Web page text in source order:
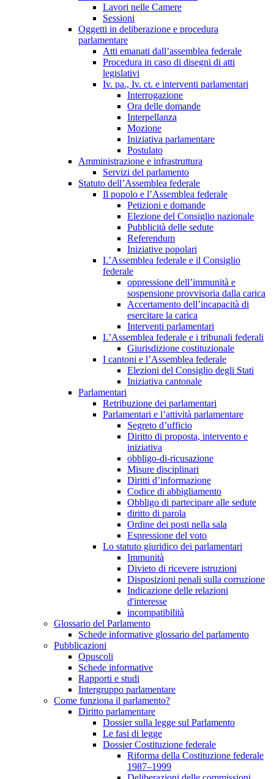
Lavori nelle Camere
Sessioni
Oggetti in deliberazione e procedura
parlamentare
Atti emanati dall’assemblea federale
Procedura in caso di disegni di atti
legislativi
Iv. pa., Iv. ct. e interventi parlamentari
Interrogazione
Ora delle domande
Interpellanza
Mozione
Iniziativa parlamentare
Postulato
Amministrazione e infrastruttura
Servizi del parlamento
Statuto dell’Assemblea federale
Il popolo e l’Assemblea federale
Petizioni e domande
Elezione del Consiglio nazionale
Pubblicità delle sedute
Referendum
Iniziative popolari
L’Assemblea federale e il Consiglio
federale
oppressione dell’immunità e
sospensione provvisoria dalla carica
Accertamento dell’incapacità di
esercitare la carica
Interventi parlamentari
L’Assemblea federale e i tribunali federali
Giurisdizione costituzionale
I cantoni e l’Assemblea federale
Elezioni del Consiglio degli Stati
Iniziativa cantonale
Parlamentari
Retribuzione dei parlamentari
Parlamentari e l’attività parlamentare
Segreto d’ufficio
Diritto di proposta, intervento e
iniziativa
obbligo-di-ricusazione
Misure disciplinari
Diritti d’informazione
Codice di abbigliamento
Obbligo di partecipare alle sedute
diritto di parola
Ordine dei posti nella sala
Espressione del voto
Lo statuto giuridico dei parlamentari
Immunità
Divieto di ricevere istruzioni
Disposizioni penali sulla corruzione
Indicazione delle relazioni
d'interesse
incompatibilità
Glossario del Parlamento
Schede informative glossario del parlamento
Pubblicazioni
Opuscoli
Schede informative
Rapporti e studi
Intergruppo parlamentare
Come funziona il parlamento?
Diritto parlamentare
Dossier sulla legge sul Parlamento
Le fasi di legge
Dossier Costituzione federale
Riforma della Costituzione federale
1987–1999